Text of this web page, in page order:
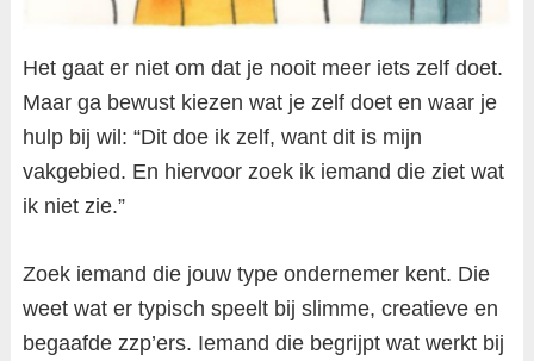
Het gaat er niet om dat je nooit meer iets zelf doet.
Maar ga bewust kiezen wat je zelf doet en waar je
hulp bij wil: “Dit doe ik zelf, want dit is mijn
vakgebied. En hiervoor zoek ik iemand die ziet wat
ik niet zie.”
Zoek iemand die jouw type ondernemer kent. Die
weet wat er typisch speelt bij slimme, creatieve en
begaafde zzp’ers. Iemand die begrijpt wat werkt bij